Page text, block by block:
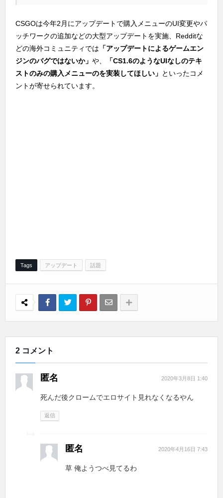
CSGOは今年2月にアップデートで購入メニューのUI変更やパ
ッチワークの追加などの大型アップデートを実施、Redditな
どの海外コミュニティでは 「アップデートによるゲームエン
ジンのバグではないか」 や、
「CS1.6のようなUIなしのテキ
ストのみの購入メニューのを実装してほしい」 といったコメ
ントが寄せられています。
Tags アップデート 話題
2 コメント
匿名 2020年3月8日 1:40
死んだ後クロームでエロサイト見れなくなるやん
返信
匿名 2020年4月16日 7:43
草 俺ようつべ見てるわ